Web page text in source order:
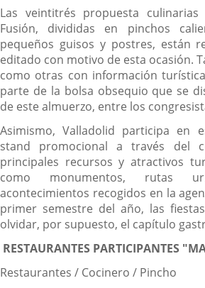
Las veintitrés propuesta
Fusión, divididas en pinchos
pequeños guisos y postres, están
editado con motivo de esta ocasión.
como otras con información
parte de la bolsa obsequio que se
de este almuerzo, entre los
Asimismo, Valladolid participa en
stand promocional a través del
principales recursos y atractivos
como monumentos, rutas
acontecimientos recogidos en la
primer semestre del año, las
olvidar, por supuesto, el capítulo
RESTAURANTES PARTICIPANTES
Restaurantes / Cocinero / Pincho